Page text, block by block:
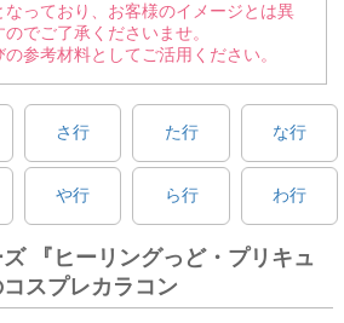
っており、お客様のイメージとは異
でご了承くださいませ。
参考材料としてご活用ください。
さ行 た行 な行
や行 ら行 わ行
『ヒーリングっど・プリキュ
スプレカラコン